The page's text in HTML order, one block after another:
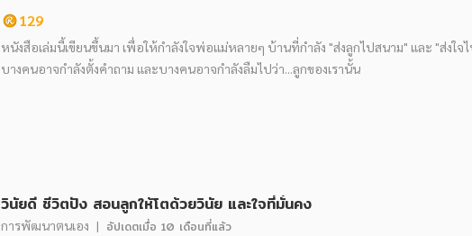
129
หนังสือเล่มนี้เขียนขึ้นมา เพื่อให้กำลังใจพ่อแม่หลายๆ บ้านที่กำลัง "ส่งลูกไปสนาม" และ "ส่งใจ
บางคนอาจกำลังตั้งคำถาม และบางคนอาจกำลังลืมไปว่า...ลูกของเรานั้น
วินัยดี ชีวิตปัง สอนลูกให้โตด้วยวินัย และใจที่มั่นคง
การพัฒนาตนเอง | อัปเดตเมื่อ 10 เดือนที่แล้ว